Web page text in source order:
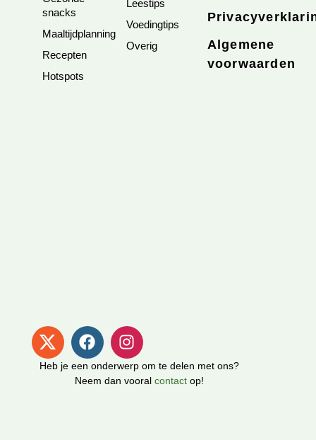
Heb je een onderwerp om te delen met ons?
Neem dan vooral contactop!
snacks
Maaltijdplanning
Recepten
Hotspots
Leestips
Voedingtips
Overig
Algemene
voorwaarden